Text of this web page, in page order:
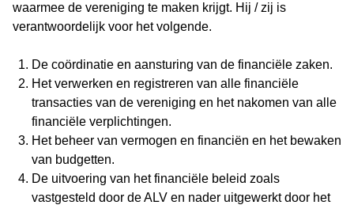
waarmee de vereniging te maken krijgt. Hij / zij is
verantwoordelijk voor het volgende.
De coördinatie en aansturing van de financiële zaken.
Het verwerken en registreren van alle financiële
transacties van de vereniging en het nakomen van alle
financiële verplichtingen.
Het beheer van vermogen en financiën en het bewaken
van budgetten.
De uitvoering van het financiële beleid zoals
vastgesteld door de ALV en nader uitgewerkt door het